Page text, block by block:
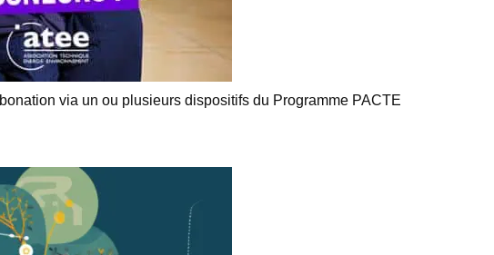
via un ou plusieurs dispositifs du Programme PACTE